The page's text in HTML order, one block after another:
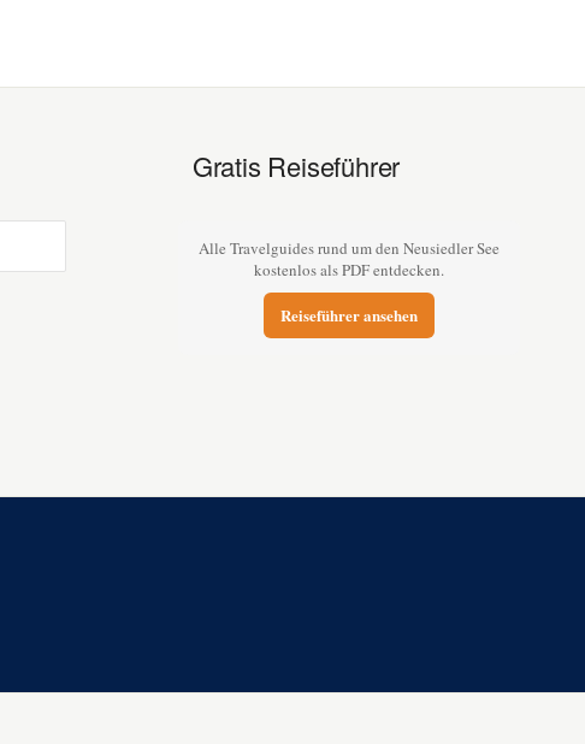
Gratis Reiseführer
Alle Travelguides rund um den Neusiedler See
kostenlos als PDF entdecken.
Reiseführer ansehen